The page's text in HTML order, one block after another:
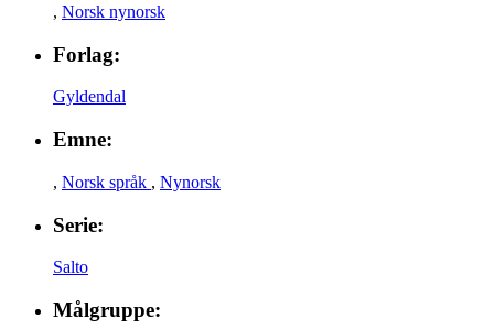
, Norsk nynorsk
Forlag:
Gyldendal
Emne:
, Norsk språk , Nynorsk
Serie:
Salto
Målgruppe: